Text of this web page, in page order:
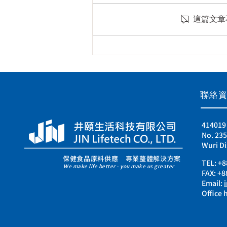
這篇文
保健食品原料供應 專業整體解決方案
We make life better - you make us greater
No.
Wuri
TEL:
FAX:
Email:
Office
聯絡